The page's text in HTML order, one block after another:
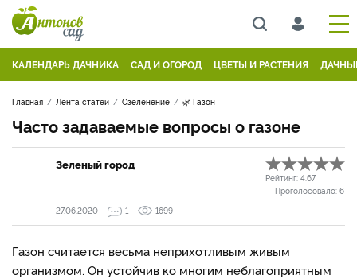
КАЛЕНДАРЬ ДАЧНИКА САД И ОГОРОД ЦВЕТЫ И РАСТЕНИЯ
Главная Лента статей Озеленение 🌿 Газон
Часто задаваемые вопросы о газоне
Зеленый город
Рейтинг: 4.67
Проголосовало: 6
27.06.2020
1 1699
Газон считается весьма неприхотливым живым
организмом. Он устойчив ко многим неблагоприятным